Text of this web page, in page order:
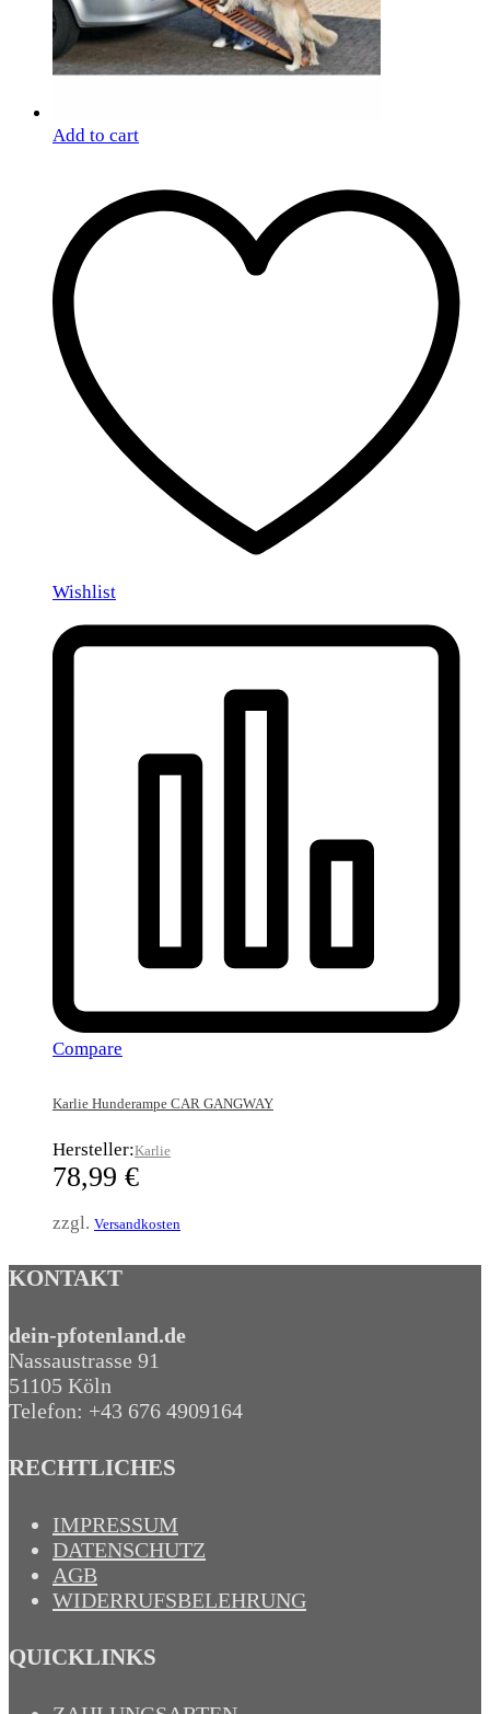
Add to cart
Wishlist
Compare
Karlie Hunderampe CAR GANGWAY
Hersteller:Karlie
78,99 €
zzgl. Versandkosten
KONTAKT
dein-pfotenland.de
Nassaustrasse 91
51105 Köln
Telefon: +43 676 4909164‬
RECHTLICHES
IMPRESSUM
DATENSCHUTZ
AGB
WIDERRUFSBELEHRUNG
QUICKLINKS